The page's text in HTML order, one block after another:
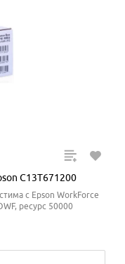
C13T671200
с Epson WorkForce
ресурс 50000